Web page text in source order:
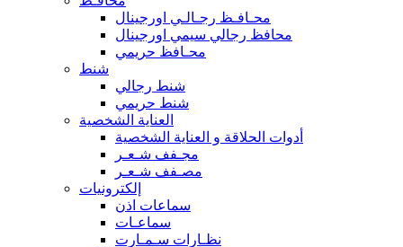
محـافـظ رجـالـي اورجينال
محافظ رجالي سيمي اورجينال
محـافظ حريمي
شنط
شنط رجالي
شنط حريمي
العناية الشخصية
أدوات الحلاقة و العناية الشخصية
مجـفف شـعـر
مصـفف شـعـر
إلكترونيات
سماعات اذن
سماعـات
نظـارات سـمـارت